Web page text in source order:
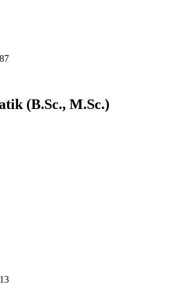
(B.Sc., M.Sc.)